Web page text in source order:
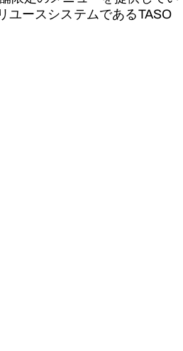
ユースシステムであるTASO